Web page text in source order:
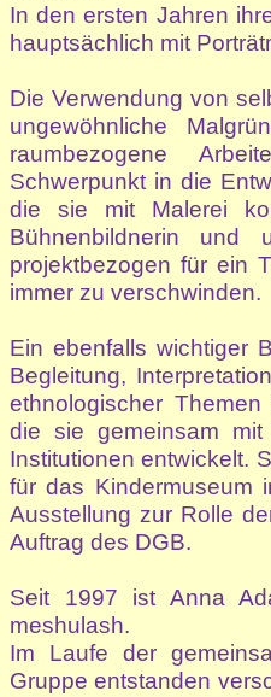
In den ersten Jahren
hauptsächlich mit
Die Verwendung von
ungewöhnliche
raumbezogene
Schwerpunkt in die
die sie mit Malerei
Bühnenbildnerin und
projektbezogen für ein
immer zu
Ein ebenfalls wichtiger
Begleitung,
ethnologischer
die sie gemeinsam
Institutionen entwickelt.
für das Kindermuseum
Ausstellung zur Rolle
Auftrag des DGB.
Seit 1997 ist Anna
meshulash.
Im Laufe der
Gruppe entstanden